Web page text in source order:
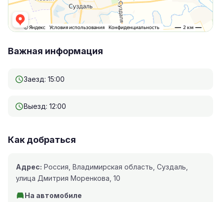
Важная информация
Заезд: 15:00
Выезд: 12:00
Как добраться
Адрес: Россия, Владимирская область, Суздаль,
улица Дмитрия Моренкова, 10
На автомобиле